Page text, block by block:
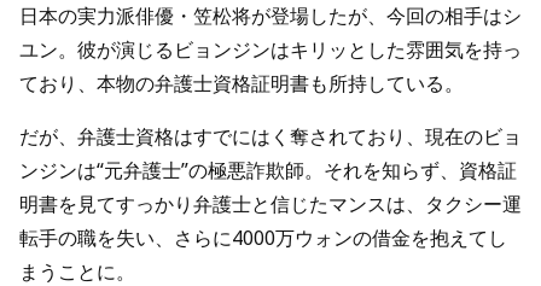
日本の実力派俳優・笠松将が登場したが、今回の相手はシ
ユン。彼が演じるビョンジンはキリッとした雰囲気を持っ
ており、本物の弁護士資格証明書も所持している。
だが、弁護士資格はすでにはく奪されており、現在のビョ
ンジンは“元弁護士”の極悪詐欺師。それを知らず、資格証
明書を見てすっかり弁護士と信じたマンスは、タクシー運
転手の職を失い、さらに4000万ウォンの借金を抱えてし
まうことに。